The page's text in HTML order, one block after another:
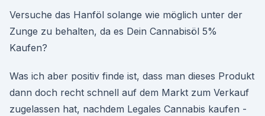
Versuche das Hanföl solange wie möglich unter der
Zunge zu behalten, da es Dein Cannabisöl 5%
Kaufen?
Was ich aber positiv finde ist, dass man dieses Produkt
dann doch recht schnell auf dem Markt zum Verkauf
zugelassen hat, nachdem Legales Cannabis kaufen -